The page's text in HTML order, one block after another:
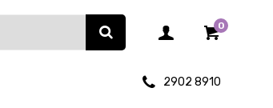
2902 8910
0